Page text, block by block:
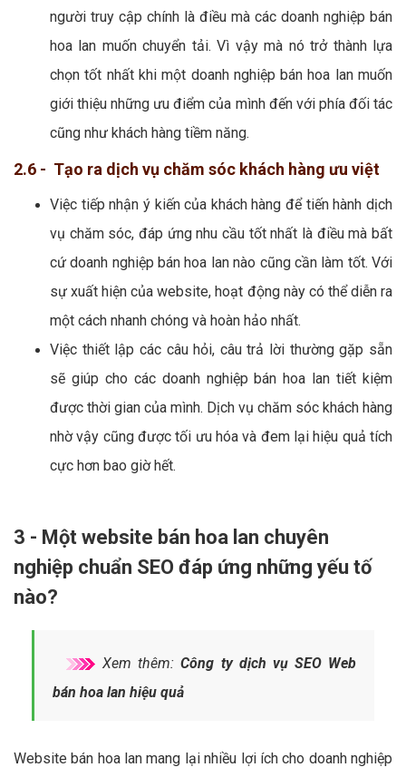
người truy cập chính là điều mà các doanh nghiệp bán
hoa lan muốn chuyển tải. Vì vậy mà nó trở thành lựa
chọn tốt nhất khi một doanh nghiệp bán hoa lan muốn
giới thiệu những ưu điểm của mình đến với phía đối tác
cũng như khách hàng tiềm năng.
2.6 - Tạo ra dịch vụ chăm sóc khách hàng ưu việt
Việc tiếp nhận ý kiến của khách hàng để tiến hành dịch
vụ chăm sóc, đáp ứng nhu cầu tốt nhất là điều mà bất
cứ doanh nghiệp bán hoa lan nào cũng cần làm tốt. Với
sự xuất hiện của website, hoạt động này có thể diễn ra
một cách nhanh chóng và hoàn hảo nhất.
Việc thiết lập các câu hỏi, câu trả lời thường gặp sẵn
sẽ giúp cho các doanh nghiệp bán hoa lan tiết kiệm
được thời gian của mình. Dịch vụ chăm sóc khách hàng
nhờ vậy cũng được tối ưu hóa và đem lại hiệu quả tích
cực hơn bao giờ hết.
3 - Một website bán hoa lan chuyên
nghiệp chuẩn SEO đáp ứng những yếu tố
nào?
Xem thêm:Công ty dịch vụ SEO Web
bán hoa lan hiệu quả
Website bán hoa lan mang lại nhiều lợi ích cho doanh nghiệp